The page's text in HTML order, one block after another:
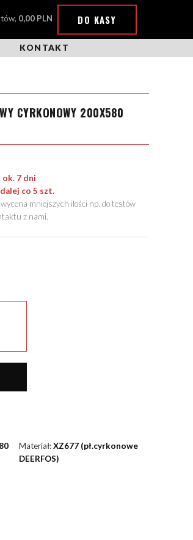
0,00 PLN DO KASY
KONTAKT
CYRKONOWY 200X580
ok. 7 dni
co 5 szt.
mniejszych ilości np. do testów
z nami.
Materiał:XZ677 (pł.cyrkonowe
DEERFOS)